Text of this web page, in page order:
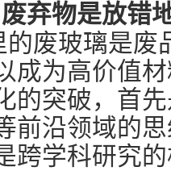
弃物是放错
的废玻璃是废
成为高价值
的突破，首
前沿领域的
跨学科研究